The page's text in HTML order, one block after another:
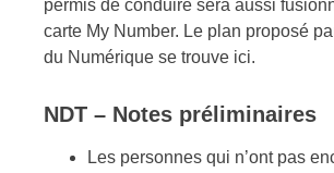
permis de conduire sera aussi
carte My Number. Le plan proposé
du Numérique se trouve ici.
NDT – Notes préliminaires
Les personnes qui n’ont pas